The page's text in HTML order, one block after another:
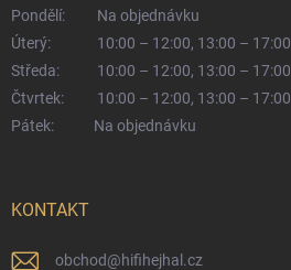
Pondělí:
Na objednávku
Úterý:
10:00 – 12:00, 13:00 – 17:00
Středa:
10:00 – 12:00, 13:00 – 17:00
Čtvrtek:
10:00 – 12:00, 13:00 – 17:00
Pátek:
Na objednávku
KONTAKT
obchod@hifihejhal.cz